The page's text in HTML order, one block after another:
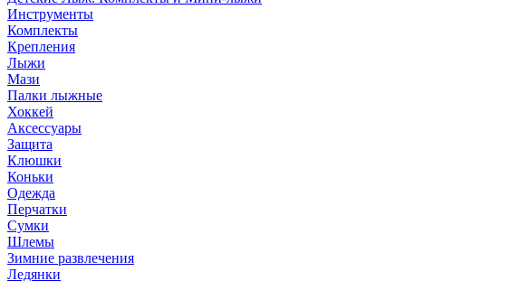
Инструменты
Комплекты
Крепления
Лыжи
Мази
Палки лыжные
Хоккей
Аксессуары
Защита
Клюшки
Коньки
Одежда
Перчатки
Сумки
Шлемы
Зимние развлечения
Ледянки